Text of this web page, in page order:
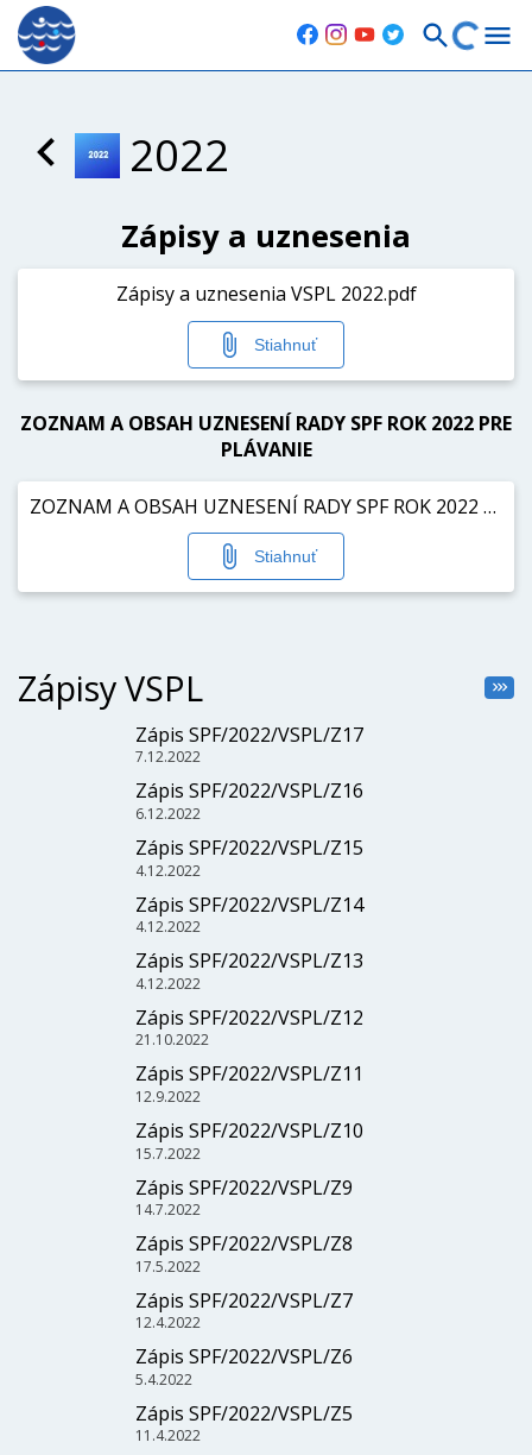
2022
Zápisy a uznesenia
Zápisy a uznesenia VSPL 2022.pdf
Stiahnuť
ZOZNAM A OBSAH UZNESENÍ RADY SPF ROK 2022 PRE
PLÁVANIE
ZOZNAM A OBSAH UZNESENÍ RADY SPF ROK 2022 PRE PLÁVANIE.pdf
Stiahnuť
Zápisy VSPL
Zápis SPF/2022/VSPL/Z17
7.12.2022
Zápis SPF/2022/VSPL/Z16
6.12.2022
Zápis SPF/2022/VSPL/Z15
4.12.2022
Zápis SPF/2022/VSPL/Z14
4.12.2022
Zápis SPF/2022/VSPL/Z13
4.12.2022
Zápis SPF/2022/VSPL/Z12
21.10.2022
Zápis SPF/2022/VSPL/Z11
12.9.2022
Zápis SPF/2022/VSPL/Z10
15.7.2022
Zápis SPF/2022/VSPL/Z9
14.7.2022
Zápis SPF/2022/VSPL/Z8
17.5.2022
Zápis SPF/2022/VSPL/Z7
12.4.2022
Zápis SPF/2022/VSPL/Z6
5.4.2022
Zápis SPF/2022/VSPL/Z5
11.4.2022